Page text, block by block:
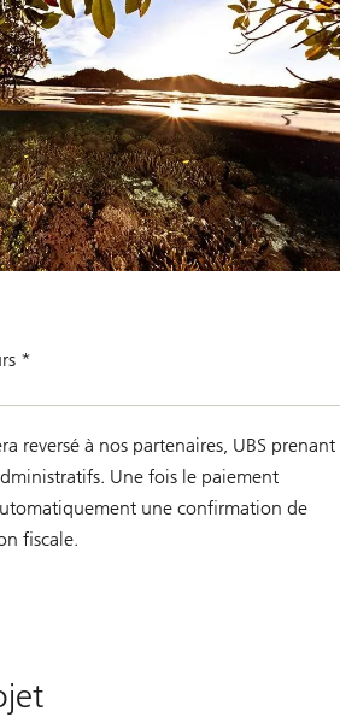
*
reversé à nos partenaires, UBS prenant
Une fois le paiement
une confirmation de
fiscale.